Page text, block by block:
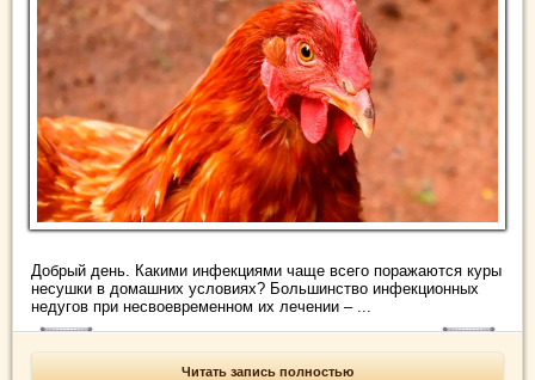
Добрый день. Какими инфекциями чаще всего поражаются куры
несушки в домашних условиях? Большинство инфекционных
недугов при несвоевременном их лечении – ...
Читать запись полностью